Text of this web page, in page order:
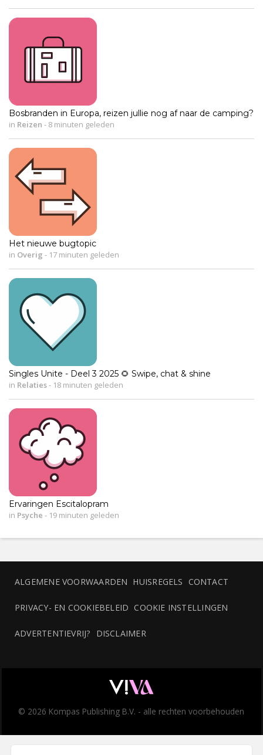
Bosbranden in Europa, reizen jullie nog af naar de camping?
in Reizen - 8 minuten geleden
Het nieuwe bugtopic
in Overig - 17 minuten geleden
Singles Unite - Deel 3 2025 🌻 Swipe, chat & shine
in Relaties- 18 minuten geleden
Ervaringen Escitalopram
in Psyche - 19 minuten geleden
ALGEMENE VOORWAARDEN HUISREGELS CONTACT
PRIVACY- EN COOKIEBELEID COOKIE INSTELLINGEN
ADVERTENTIEVRIJ? DISCLAIMER
© 2026 Kompas Publishing B.V. - alle rechten voorbehouden